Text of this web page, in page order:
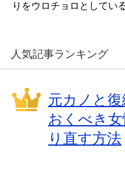
りをウロチョロとしてい
人気記事ランキング
元カノと
おくべき
り直す方法